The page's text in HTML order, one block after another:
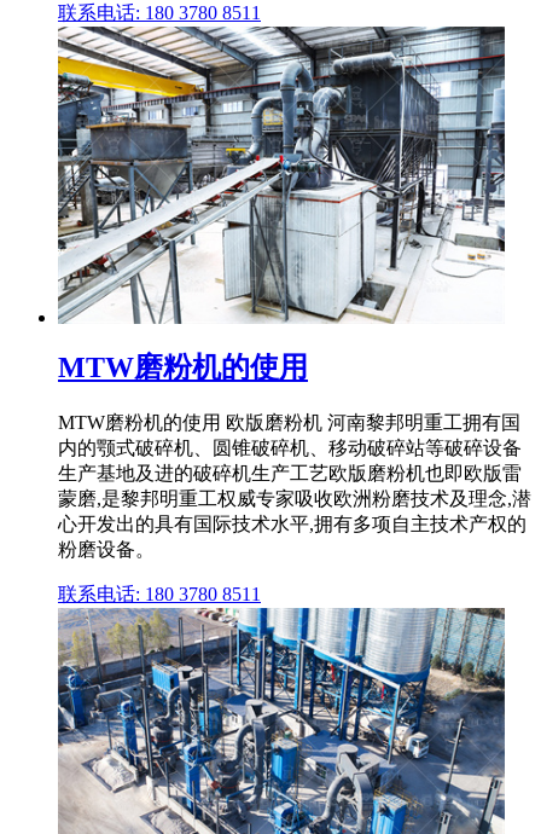
联系电话: 180 3780 8511
MTW磨粉机的使用
MTW磨粉机的使用 欧版磨粉机 河南黎邦明重工拥有国
内的颚式破碎机、圆锥破碎机、移动破碎站等破碎设备
生产基地及进的破碎机生产工艺欧版磨粉机也即欧版雷
蒙磨,是黎邦明重工权威专家吸收欧洲粉磨技术及理念,潜
心开发出的具有国际技术水平,拥有多项自主技术产权的
粉磨设备。
联系电话: 180 3780 8511